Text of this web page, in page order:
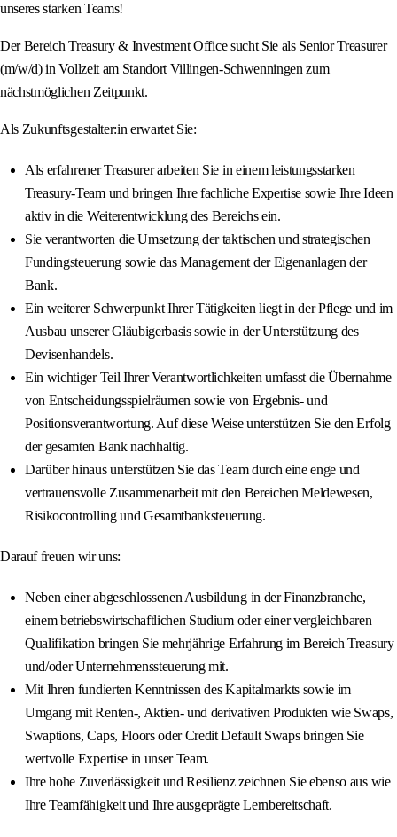
unseres starken Teams!
Der Bereich Treasury & Investment Office sucht Sie als Senior Treasurer
(m/w/d) in Vollzeit am Standort Villingen‑Schwenningen zum
nächstmöglichen Zeitpunkt.
Als Zukunftsgestalter:in erwartet Sie:
Als erfahrener Treasurer arbeiten Sie in einem leistungsstarken
Treasury‑Team und bringen Ihre fachliche Expertise sowie Ihre Ideen
aktiv in die Weiterentwicklung des Bereichs ein.
Sie verantworten die Umsetzung der taktischen und strategischen
Fundingsteuerung sowie das Management der Eigenanlagen der
Bank.
Ein weiterer Schwerpunkt Ihrer Tätigkeiten liegt in der Pflege und im
Ausbau unserer Gläubigerbasis sowie in der Unterstützung des
Devisenhandels.
Ein wichtiger Teil Ihrer Verantwortlichkeiten umfasst die Übernahme
von Entscheidungsspielräumen sowie von Ergebnis‑ und
Positionsverantwortung. Auf diese Weise unterstützen Sie den Erfolg
der gesamten Bank nachhaltig.
Darüber hinaus unterstützen Sie das Team durch eine enge und
vertrauensvolle Zusammenarbeit mit den Bereichen Meldewesen,
Risikocontrolling und Gesamtbanksteuerung.
Darauf freuen wir uns:
Neben einer abgeschlossenen Ausbildung in der Finanzbranche,
einem betriebswirtschaftlichen Studium oder einer vergleichbaren
Qualifikation bringen Sie mehrjährige Erfahrung im Bereich Treasury
und/oder Unternehmenssteuerung mit.
Mit Ihren fundierten Kenntnissen des Kapitalmarkts sowie im
Umgang mit Renten‑, Aktien‑ und derivativen Produkten wie Swaps,
Swaptions, Caps, Floors oder Credit Default Swaps bringen Sie
wertvolle Expertise in unser Team.
Ihre hohe Zuverlässigkeit und Resilienz zeichnen Sie ebenso aus wie
Ihre Teamfähigkeit und Ihre ausgeprägte Lernbereitschaft.